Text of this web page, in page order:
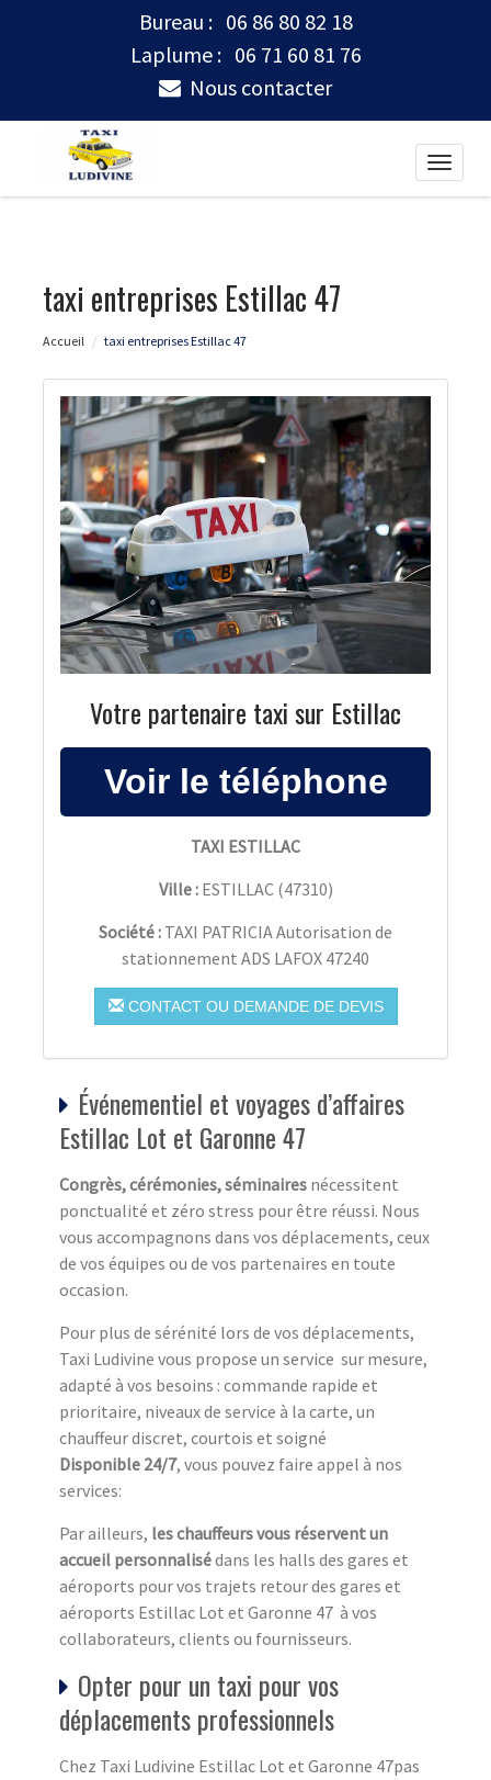
Bureau : 06 86 80 82 18
Laplume : 06 71 60 81 76
Nous contacter
Toggle
taxi entreprises Estillac 47
Accueil taxi entreprises Estillac 47
Votre partenaire taxi sur Estillac
TAXI ESTILLAC
Ville : ESTILLAC(47310)
Société : TAXI PATRICIA Autorisation de
stationnement ADS LAFOX 47240
CONTACT OU DEMANDE DE DEVIS
Événementiel et voyages d’affaires
Estillac Lot et Garonne 47
Congrès, cérémonies, séminaires nécessitent
ponctualité et zéro stress pour être réussi. Nous
vous accompagnons dans vos déplacements, ceux
de vos équipes ou de vos partenaires en toute
occasion.
Pour plus de sérénité lors de vos déplacements,
Taxi Ludivine vous propose un service sur mesure,
adapté à vos besoins : commande rapide et
prioritaire, niveaux de service à la carte, un
chauffeur discret, courtois et soigné
Disponible 24/7, vous pouvez faire appel à nos
services:
Par ailleurs, les chauffeurs vous réservent un
accueil personnalisédans les halls des gares et
aéroports pour vos trajets retour des gares et
aéroports Estillac Lot et Garonne 47 à vos
collaborateurs, clients ou fournisseurs.
Opter pour un taxi pour vos
déplacements professionnels
Chez Taxi Ludivine Estillac Lot et Garonne 47pas